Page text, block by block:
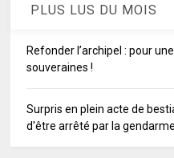
PLUS LUS DU MOIS
Refonder l’archipel : pour
souveraines !
Surpris en plein acte de
d'être arrêté par la